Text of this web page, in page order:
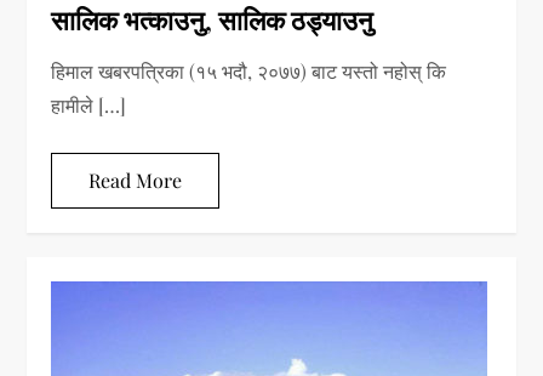
सालिक भत्काउनु, सालिक ठड्याउनु
हिमाल खबरपत्रिका (१५ भदौ, २०७७) बाट यस्तो नहोस् कि
हामीले […]
Read More